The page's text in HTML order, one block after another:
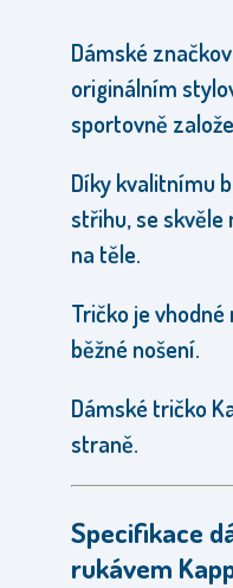
Dámské
originálním
sportovně
Díky kvalitnímu
střihu, se skvěle
na těle.
Tričko je
běžné nošení.
Dámské tričko
straně.
Specifikace
rukávem